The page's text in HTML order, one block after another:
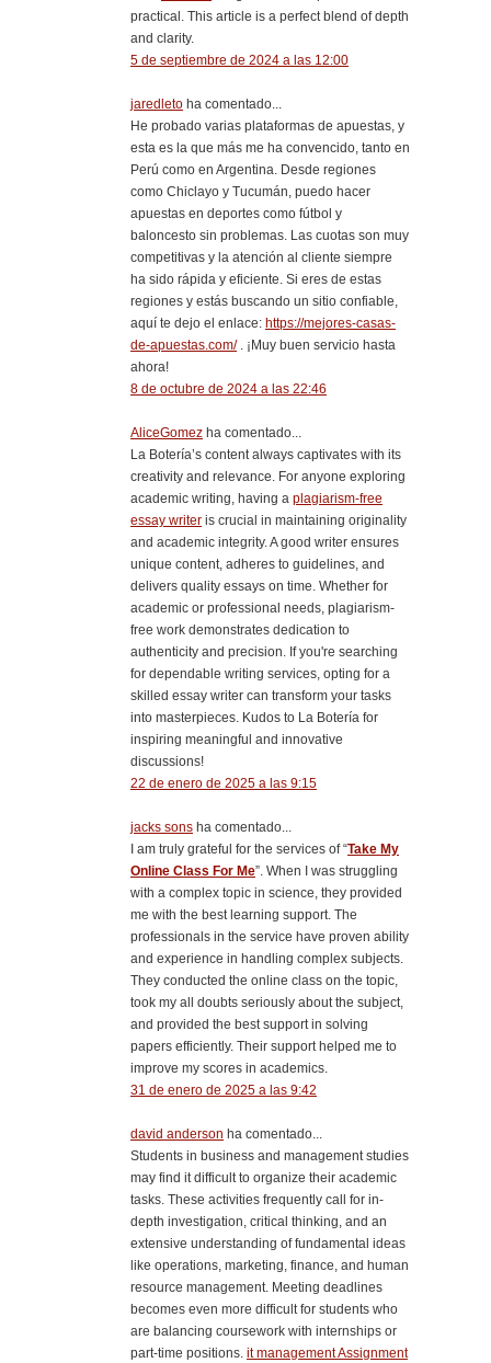
practical. This article is a perfect blend of depth
and clarity.
5 de septiembre de 2024 a las 12:00
jaredleto ha comentado...
He probado varias plataformas de apuestas, y
esta es la que más me ha convencido, tanto en
Perú como en Argentina. Desde regiones
como Chiclayo y Tucumán, puedo hacer
apuestas en deportes como fútbol y
baloncesto sin problemas. Las cuotas son muy
competitivas y la atención al cliente siempre
ha sido rápida y eficiente. Si eres de estas
regiones y estás buscando un sitio confiable,
aquí te dejo el enlace: https://mejores-casas-
de-apuestas.com/. ¡Muy buen servicio hasta
ahora!
8 de octubre de 2024 a las 22:46
AliceGomez ha comentado...
La Botería’s content always captivates with its
creativity and relevance. For anyone exploring
academic writing, having a plagiarism-free
essay writer is crucial in maintaining originality
and academic integrity. A good writer ensures
unique content, adheres to guidelines, and
delivers quality essays on time. Whether for
academic or professional needs, plagiarism-
free work demonstrates dedication to
authenticity and precision. If you're searching
for dependable writing services, opting for a
skilled essay writer can transform your tasks
into masterpieces. Kudos to La Botería for
inspiring meaningful and innovative
discussions!
22 de enero de 2025 a las 9:15
jacks sons ha comentado...
I am truly grateful for the services of “Take My
Online Class For Me”. When I was struggling
with a complex topic in science, they provided
me with the best learning support. The
professionals in the service have proven ability
and experience in handling complex subjects.
They conducted the online class on the topic,
took my all doubts seriously about the subject,
and provided the best support in solving
papers efficiently. Their support helped me to
improve my scores in academics.
31 de enero de 2025 a las 9:42
david anderson ha comentado...
Students in business and management studies
may find it difficult to organize their academic
tasks. These activities frequently call for in-
depth investigation, critical thinking, and an
extensive understanding of fundamental ideas
like operations, marketing, finance, and human
resource management. Meeting deadlines
becomes even more difficult for students who
are balancing coursework with internships or
part-time positions. it management Assignment